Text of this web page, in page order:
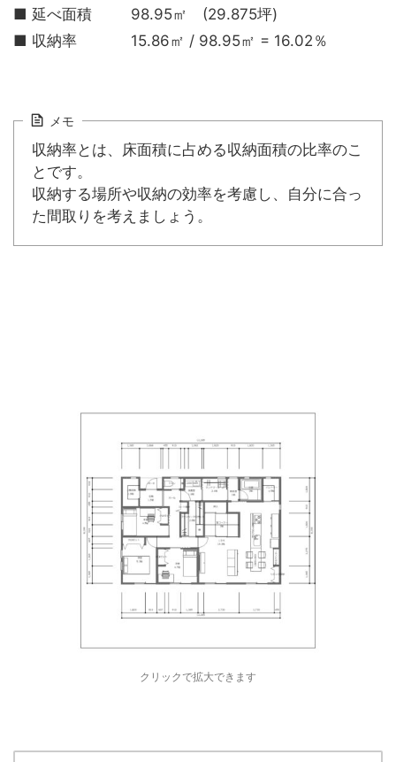
■ 延べ面積 98.95㎡ (29.875坪)
■ 収納率 15.86㎡ / 98.95㎡ = 16.02％
メモ
収納率とは、床面積に占める収納面積の比率のこ
とです。
収納する場所や収納の効率を考慮し、自分に合っ
た間取りを考えましょう。
クリックで拡大できます